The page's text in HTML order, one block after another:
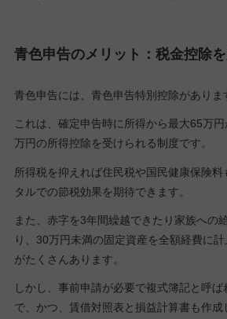
青色申告のメリット：税金控除
青色申告には、青色申告特別控除がありま
これは、確定申告時に所得から最大65万
万円の所得控除を受けられる制度です。
所得税を抑えれば住民税や国民健康保険
タルでの節税効果を期待できます。
また、赤字を3年間繰越できたり家族への
り、30万円未満の固定資産を全額経費に
がたくさんあります。
しかし、事前申請が必要で複式簿記と呼
で、かつ、賃借対照表と損益計算書も作